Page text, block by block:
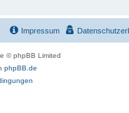
Impressum
© phpBB Limited
phpBB.de